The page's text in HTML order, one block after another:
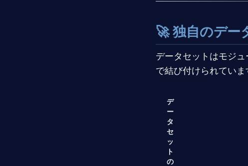
🚀 独自のデー
データセットはモジ
で結び付けられていま
デ
ー
タ
セ
ッ
ト
の